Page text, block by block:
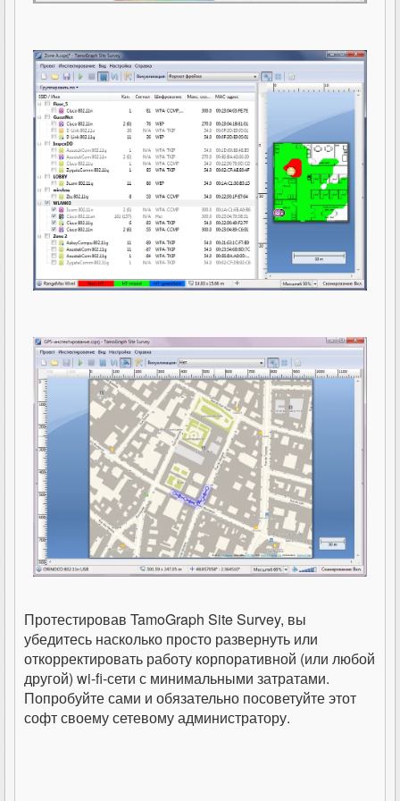
Протестировав TamoGraph Site Survey, вы
убедитесь насколько просто развернуть или
откорректировать работу корпоративной (или любой
другой) wi-fi-сети с минимальными затратами.
Попробуйте сами и обязательно посоветуйте этот
софт своему сетевому администратору.